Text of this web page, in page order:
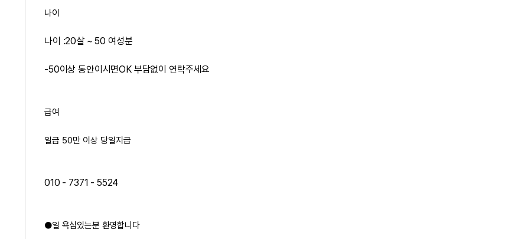
나이
나이 :20살 ~ 50 여성분
-50이상 동안이시면OK 부담없이 연락주세요
급여
일급 50만 이상 당일지급
010 - 7371 - 5524
●일 욕심있는분 환영합니다